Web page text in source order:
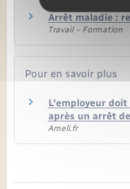
Arrêt maladie :
Travail – Formation
Pour en savoir plus
L’employeur
après un arrêt
Ameli.fr